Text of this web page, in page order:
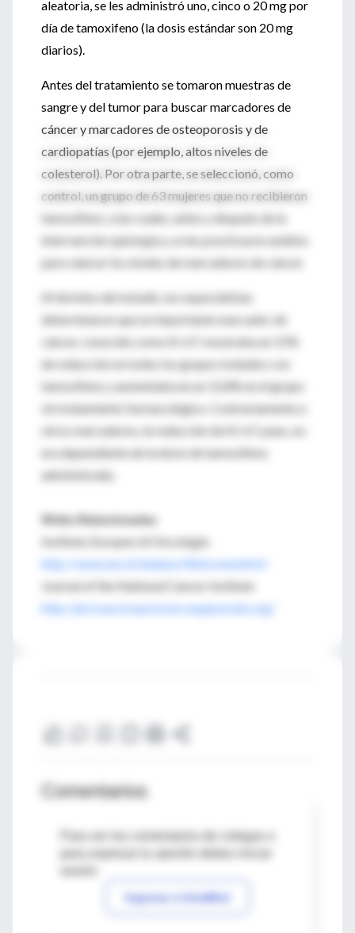
aleatoria, se les administró uno, cinco o 20 mg por
día de tamoxifeno (la dosis estándar son 20 mg
diarios).
Antes del tratamiento se tomaron muestras de
sangre y del tumor para buscar marcadores de
cáncer y marcadores de osteoporosis y de
cardiopatías (por ejemplo, altos niveles de
colesterol). Por otra parte, se seleccionó, como
control, un grupo de 63 mujeres que no recibieron
tamoxifeno, a las cuales, antes y después de la
intervención quirúrgica, se les practicaron análisis
para valorar los niveles de marcadores de cáncer.
Al término del estudio, los especialistas
determinaron que un importante marcador de
cáncer, conocido como Ki-67, mostraba un 15%
de reducción en todos los grupos tratados con
tamoxifeno y aumentaba en un 12,8% en el grupo
sin tratamiento farmacológico. Contrariamente a
otros marcadores, la reducción de Ki-67, pues, no
era dependiente de la dosis de tamoxifeno
administrada.
Webs Relacionadas
Instituto Europeo di Oncologia
http://www.ieo.it/italiano/Welcome.html/
Journal of the National Cancer Institute
http://jncicancerspectrum.oupjournals.org/
Comentarios
Para ver los comentarios de colegas o
Ingresar a IntraMed